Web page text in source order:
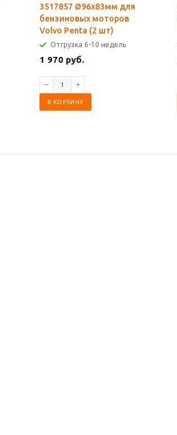
3517857 Ø96x83мм для
бензиновых моторов
Volvo Penta (2 шт)
Отгрузка 6-10 недель
1 970 руб.
В КОРЗИНУ